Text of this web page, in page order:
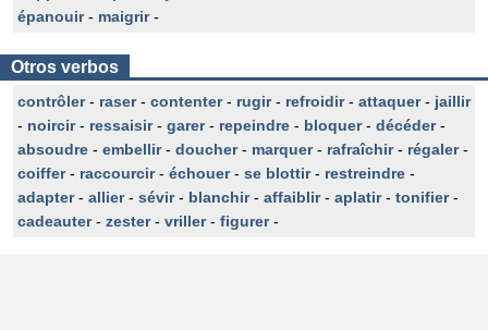
épanouir- maigrir-
Otros verbos
contrôler- raser- contenter- rugir- refroidir- attaquer- jaillir
- noircir- ressaisir- garer- repeindre - bloquer- décéder-
absoudre - embellir- doucher- marquer- rafraîchir- régaler-
coiffer- raccourcir- échouer- se blottir- restreindre -
adapter- allier- sévir- blanchir- affaiblir- aplatir- tonifier-
cadeauter- zester- vriller- figurer-